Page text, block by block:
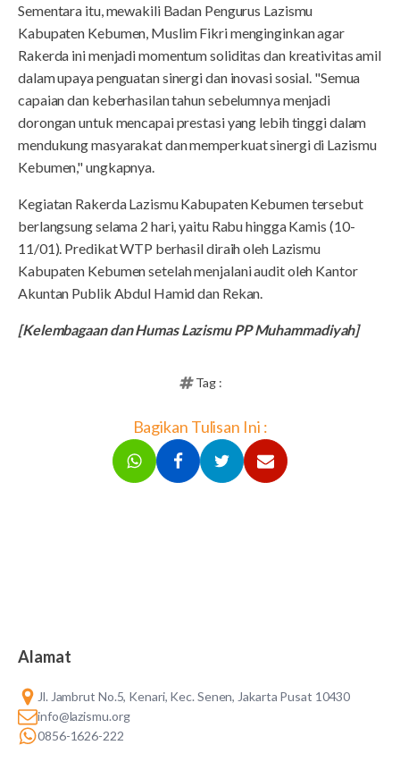
Sementara itu, mewakili Badan Pengurus Lazismu
Kabupaten Kebumen, Muslim Fikri menginginkan agar
Rakerda ini menjadi momentum soliditas dan kreativitas amil
dalam upaya penguatan sinergi dan inovasi sosial. "Semua
capaian dan keberhasilan tahun sebelumnya menjadi
dorongan untuk mencapai prestasi yang lebih tinggi dalam
mendukung masyarakat dan memperkuat sinergi di Lazismu
Kebumen," ungkapnya.
Kegiatan Rakerda Lazismu Kabupaten Kebumen tersebut
berlangsung selama 2 hari, yaitu Rabu hingga Kamis (10-
11/01). Predikat WTP berhasil diraih oleh Lazismu
Kabupaten Kebumen setelah menjalani audit oleh Kantor
Akuntan Publik Abdul Hamid dan Rekan.
[Kelembagaan dan Humas Lazismu PP Muhammadiyah]
Tag :
Bagikan Tulisan Ini :
Alamat
Jl. Jambrut No.5, Kenari, Kec. Senen, Jakarta Pusat 10430
info@lazismu.org
0856-1626-222